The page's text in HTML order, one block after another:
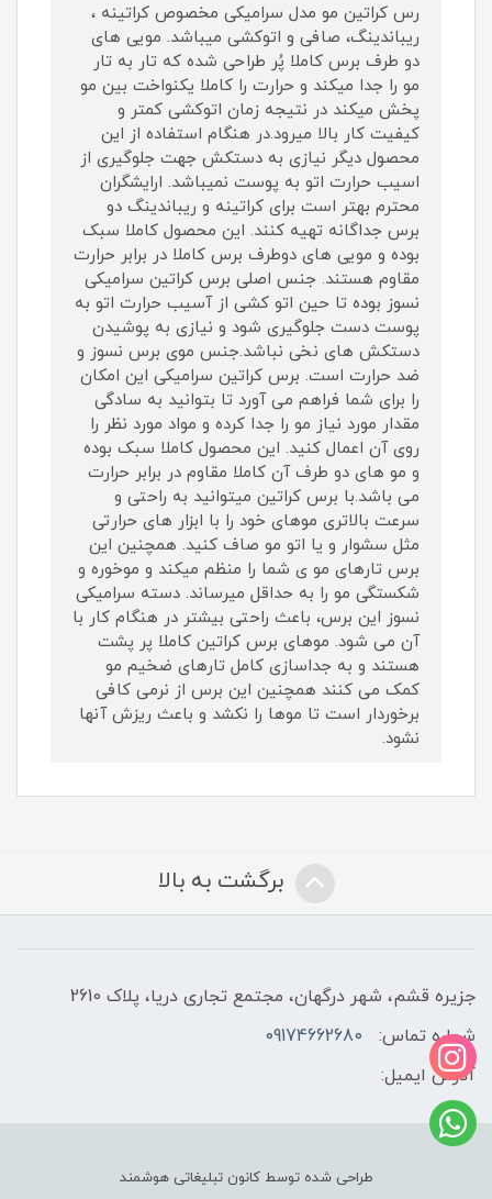
رس کراتین مو مدل سرامیکی مخصوص کراتینه ،
ریباندینگ، صافی و اتوکشی میباشد. مویی های
دو طرف برس کاملا پُر طراحی شده که تار به تار
مو را جدا میکند و حرارت را کاملا یکنواخت بین مو
پخش میکند در نتیجه زمان اتوکشی کمتر و
کیفیت کار بالا میرود.در هنگام استفاده از این
محصول دیگر نیازی به دستکش جهت جلوگیری از
اسیب حرارت اتو به پوست نمیباشد. ارایشگران
محترم بهتر است برای کراتینه و ریباندینگ دو
برس جداگانه تهیه کنند. این محصول کاملا سبک
بوده و مویی های دوطرف برس کاملا در برابر حرارت
مقاوم هستند. جنس اصلی برس کراتین سرامیکی
نسوز بوده تا حین اتو کشی از آسیب حرارت اتو به
پوست دست جلوگیری شود و نیازی به پوشیدن
دستکش های نخی نباشد.جنس موی برس نسوز و
ضد حرارت است. برس کراتین سرامیکی این امکان
را برای شما فراهم می آورد تا بتوانید به سادگی
مقدار مورد نیاز مو را جدا کرده و مواد مورد نظر را
روی آن اعمال کنید. این محصول کاملا سبک بوده
و مو های دو طرف آن کاملا مقاوم در برابر حرارت
می باشد.با برس کراتین میتوانید به راحتی و
سرعت بالاتری موهای خود را با ابزار های حرارتی
مثل سشوار و یا اتو مو صاف کنید. همچنین این
برس تارهای مو ی شما را منظم میکند و موخوره و
شکستگی مو را به حداقل میرساند. دسته سرامیکی
نسوز این برس، باعث راحتی بیشتر در هنگام کار با
آن می شود. موهای برس کراتین کاملا پر پشت
هستند و به جداسازی کامل تارهای ضخیم مو
کمک می کنند همچنین این برس از نرمی کافی
برخوردار است تا موها را نکشد و باعث ریزش آنها
نشود.
برگشت به بالا
جزیره قشم، شهر درگهان، مجتمع تجاری دریا، پلاک 2610
شماره تماس:
09174662680
آدرس ایمیل:
طراحی شده توسط کانون تبلیغاتی هوشمند